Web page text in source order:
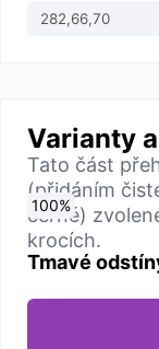
Varianty
Tato část
(přidáním
černé)
krocích.
Tmavé
0%
10%
20%
30%
40%
50%
60%
70%
80%
90%
100%